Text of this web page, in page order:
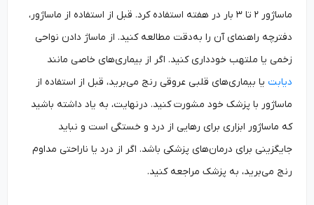
ماساژور ۲ تا ۳ بار در هفته استفاده کرد. قبل از استفاده از ماساژور،
دفترچه راهنمای آن را به‌دقت مطالعه کنید. از ماساژ دادن نواحی
زخمی یا ملتهب خودداری کنید. اگر از بیماری‌های خاصی مانند
دیابتیا بیماری‌های قلبی عروقی رنج می‌برید، قبل از استفاده از
ماساژور با پزشک خود مشورت کنید. درنهایت، به یاد داشته باشید
که ماساژور ابزاری برای رهایی از درد و خستگی است و نباید
جایگزینی برای درمان‌های پزشکی باشد. اگر از درد یا ناراحتی مداوم
رنج می‌برید، به پزشک مراجعه کنید.